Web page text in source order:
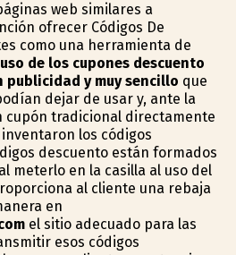
web similares a
ofrecer Códigos De
como una herramienta de
de los cupones descuento
y muy sencillo que
dejar de usar y, ante la
cupón tradicional directamente
los códigos
descuento están formados
meterlo en la casilla al uso del
al cliente una rebaja
en
el sitio adecuado para las
esos códigos